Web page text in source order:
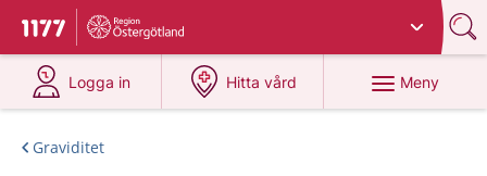
Till startsidan för 1177
Du har valt region
Logga in
på 1177.se
Hitta vård
på 1177.se
Meny
Graviditet